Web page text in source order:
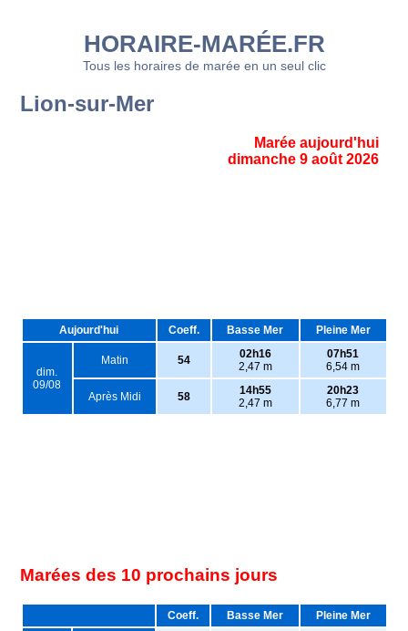
HORAIRE-MARÉE.FR
Tous les horaires de marée en un seul clic
Lion-sur-Mer
Marée aujourd'hui
dimanche 9 août 2026
Aujourd'hui Coeff. Basse Mer Pleine Mer
dim.
09/08
Matin 54
02h16
2,47 m
07h51
6,54 m
Après Midi 58
14h55
2,47 m
20h23
6,77 m
Marées des 10 prochains jours
Coeff. Basse Mer Pleine Mer